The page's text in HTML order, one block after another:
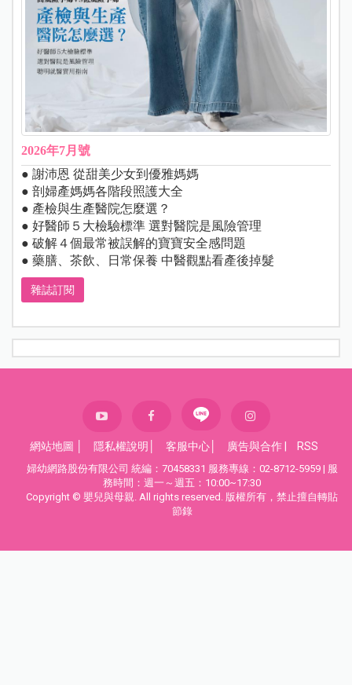
2026年7月號
● 謝沛恩 從甜美少女到優雅媽媽
● 剖婦產媽媽各階段照護大全
● 產檢與生產醫院怎麼選？
● 好醫師５大檢驗標準 選對醫院是風險管理
● 破解４個最常被誤解的寶寶安全感問題
● 藥膳、茶飲、日常保養 中醫觀點看產後掉髮
雜誌訂閱
網站地圖 隱私權說明 客服中心 廣告與合作 RSS
婦幼網路股份有限公司 統編：70458331 服務專線：02-8712-5959 | 服
務時間：週一～週五：10:00~17:30
Copyright © 嬰兒與母親. All rights reserved. 版權所有，禁止擅自轉貼
節錄